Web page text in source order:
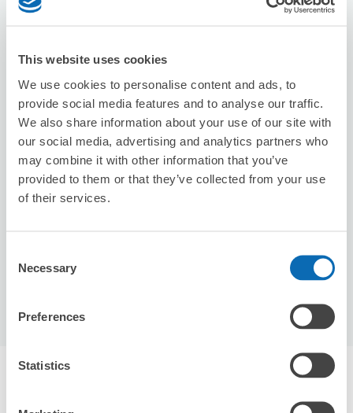
This website uses cookies
We use cookies to personalise content and ads, to
provide social media features and to analyse our traffic.
We also share information about your use of our site with
our social media, advertising and analytics partners who
may combine it with other information that you’ve
provided to them or that they’ve collected from your use
of their services.
Selection
Necessary
Preferences
Statistics
駅から徒歩分
保管できる荷物数
スーツケースサイズ: 5 バッグサイズ:
金沢駅周辺のおすすめコインロッカー